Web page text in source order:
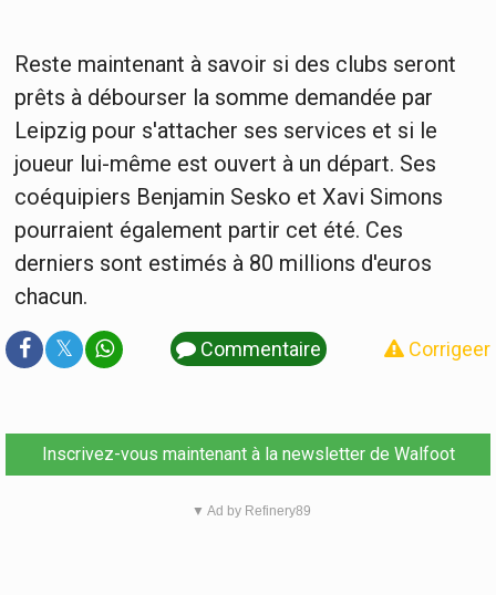
Reste maintenant à savoir si des clubs seront
prêts à débourser la somme demandée par
Leipzig pour s'attacher ses services et si le
joueur lui-même est ouvert à un départ. Ses
coéquipiers Benjamin Sesko et Xavi Simons
pourraient également partir cet été. Ces
derniers sont estimés à 80 millions d'euros
chacun.
𝕏 Commentaire Corrigeer
Inscrivez-vous maintenant à la newsletter de Walfoot
▼ Ad by Refinery89